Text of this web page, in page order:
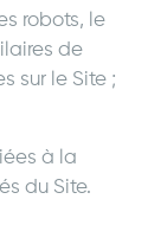
robots, le
de
sur le Site ;
à la
du Site.